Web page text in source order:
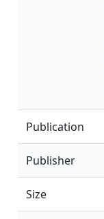
Publication
Publisher
Size